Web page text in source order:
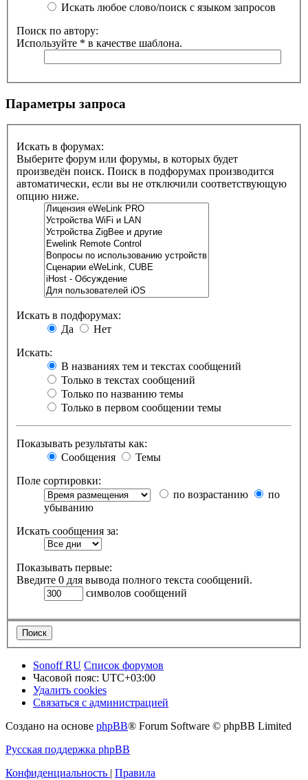
Искать любое слово/поиск с языком запросов
Поиск по автору:
Используйте * в качестве шаблона.
Параметры запроса
Искать в форумах:
Выберите форум или форумы, в которых будет
произведён поиск. Поиск в подфорумах производится
автоматически, если вы не отключили соответствующую
опцию ниже.
Искать в подфорумах:
Да
Нет
Искать:
В названиях тем и текстах сообщений
Только в текстах сообщений
Только по названию темы
Только в первом сообщении темы
Показывать результаты как:
Сообщения
Темы
Поле сортировки:
по возрастанию
по
убыванию
Искать сообщения за:
Показывать первые:
Введите 0 для вывода полного текста сообщений.
символов сообщений
Sonoff RU Список форумов
Часовой пояс: UTC+03:00
Удалить cookies
Связаться с администрацией
Создано на основе phpBB® Forum Software © phpBB Limited
Русская поддержка phpBB
Конфиденциальность | Правила